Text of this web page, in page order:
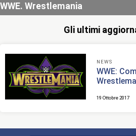
WWE. Wrestlemania
Gli ultimi
NEWS
WWE:
19 Ottobre 2017